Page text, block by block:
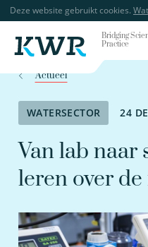
Deze website gebruikt cookies.
Bridging
Practice
Actueel
WATERSECTOR 24
Van lab naar
leren over